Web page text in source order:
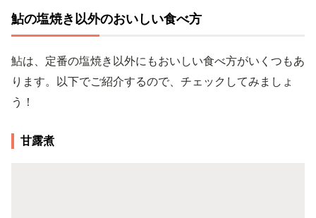
鮎の塩焼き以外のおいしい食べ方
鮎は、定番の塩焼き以外にもおいしい食べ方がいくつもあ
ります。以下でご紹介するので、チェックしてみましょ
う！
甘露煮